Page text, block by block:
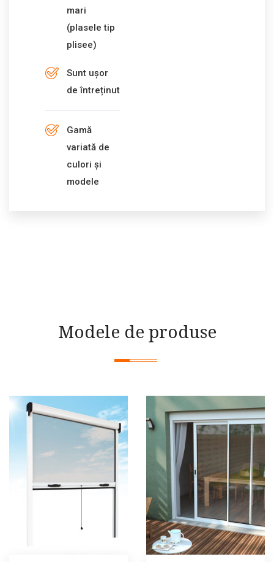
mari
(plasele tip
plisee)
Sunt ușor
de întreținut
Gamă
variată de
culori și
modele
Modele de produse